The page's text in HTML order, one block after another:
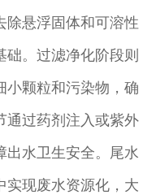
除悬浮固体和可溶性
。过滤净化阶段则
小颗粒和污染物，确
通过药剂注入或紫外
出水卫生安全。尾水
实现废水资源化，大